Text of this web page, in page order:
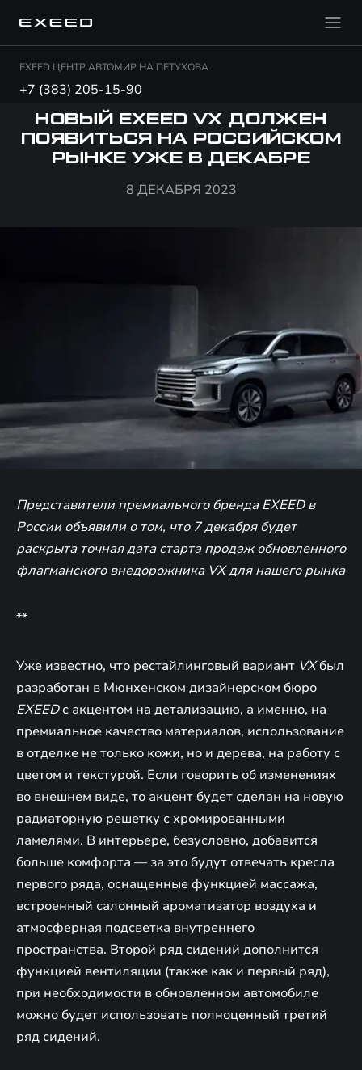
EXEED ЦЕНТР АВТОМИР НА ПЕТУХОВА
+7 (383) 205-15-90
НОВЫЙ EXEED VX ДОЛЖЕН
ПОЯВИТЬСЯ НА РОССИЙСКОМ
РЫНКЕ УЖЕ В ДЕКАБРЕ
8 ДЕКАБРЯ 2023
Представители премиального бренда EXEED в
России объявили о том, что 7 декабря будет
раскрыта точная дата старта продаж обновленного
флагманского внедорожника VX для нашего рынка
**
Уже известно, что рестайлинговый вариант VXбыл
разработан в Мюнхенском дизайнерском бюро
EXEEDс акцентом на детализацию, а именно, на
премиальное качество материалов, использование
в отделке не только кожи, но и дерева, на работу с
цветом и текстурой. Если говорить об изменениях
во внешнем виде, то акцент будет сделан на новую
радиаторную решетку с хромированными
ламелями. В интерьере, безусловно, добавится
больше комфорта — за это будут отвечать кресла
первого ряда, оснащенные функцией массажа,
встроенный салонный ароматизатор воздуха и
атмосферная подсветка внутреннего
пространства. Второй ряд сидений дополнится
функцией вентиляции (также как и первый ряд),
при необходимости в обновленном автомобиле
можно будет использовать полноценный третий
ряд сидений.